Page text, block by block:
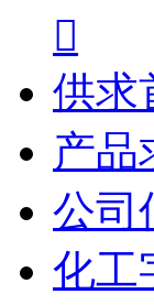

供求
产品
公司
化工